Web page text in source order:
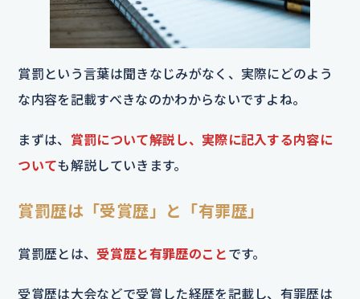
賞罰という言葉は聞きなじみがなく、実際にどのよう
な内容を記載すべきなのかわからないですよね。
まずは、 賞罰について解説し、実際に記入する内容に
ついても解説していきます。
賞罰歴は「受賞歴」と「有罪歴」
賞罰歴とは、 受賞歴と有罪歴のこと です。
受賞歴は大会などで受賞した経歴を記載し、有罪歴は